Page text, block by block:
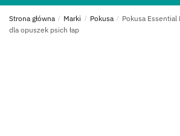
Strona główna / Marki / Pokusa / Pokusa
dla opuszek psich łap